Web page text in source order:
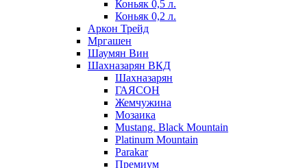
Коньяк 0,5 л.
Коньяк 0,2 л.
Аркон Трейд
Мргашен
Шаумян Вин
Шахназарян ВКД
Шахназарян
ГАЯСОН
Жемчужина
Мозаика
Mustang. Black Mountain
Platinum Mountain
Parakar
Премиум